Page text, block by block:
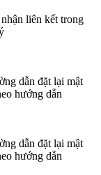
liên kết trong
dẫn đặt lại mật
hướng dẫn
dẫn đặt lại mật
hướng dẫn